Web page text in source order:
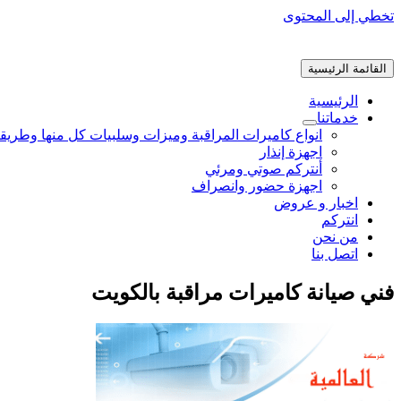
تخطي إلى المحتوى
القائمة الرئيسية
الرئيسية
خدماتنا
انواع كاميرات المراقبة وميزات وسلبيات كل منها
اجهزة إنذار
أنتركم صوتي ومرئي
اجهزة حضور وانصراف
اخبار و عروض
انتركم
من نحن
اتصل بنا
فني صيانة كاميرات مراقبة بالكويت